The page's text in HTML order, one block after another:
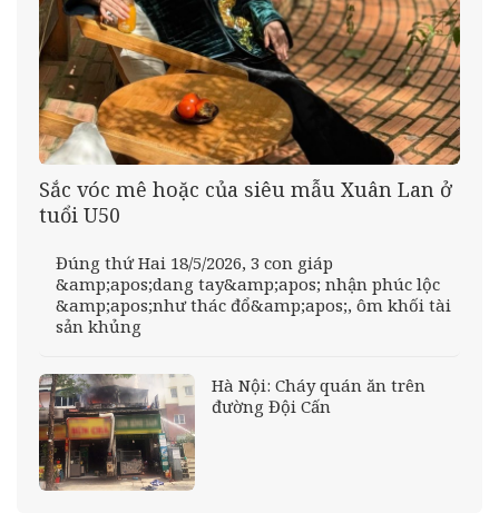
Sắc vóc mê hoặc của siêu mẫu Xuân Lan ở
tuổi U50
Đúng thứ Hai 18/5/2026, 3 con giáp
&amp;apos;dang tay&amp;apos; nhận phúc lộc
&amp;apos;như thác đổ&amp;apos;, ôm khối tài
sản khủng
Hà Nội: Cháy quán ăn trên
đường Đội Cấn